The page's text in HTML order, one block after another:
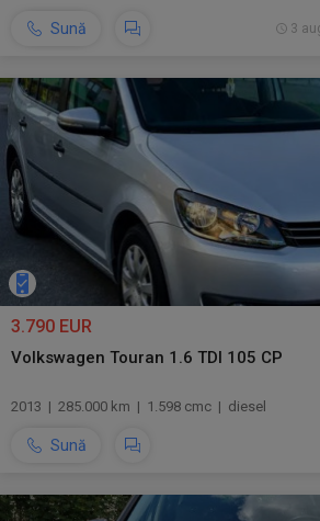
Sună 3
3.790 EUR
Volkswagen Touran 1.6 TDI 105 CP
2013 | 285.000 km | 1.598 cmc | diesel
Sună